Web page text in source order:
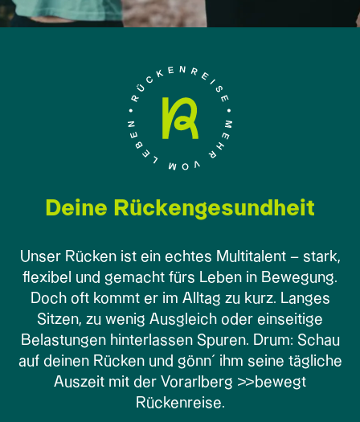
Deine Rückengesundheit
Unser Rücken ist ein echtes Multitalent – stark,
flexibel und gemacht fürs Leben in Bewegung.
Doch oft kommt er im Alltag zu kurz. Langes
Sitzen, zu wenig Ausgleich oder einseitige
Belastungen hinterlassen Spuren. Drum: Schau
auf deinen Rücken und gönn´ ihm seine tägliche
Auszeit mit der Vorarlberg >>bewegt
Rückenreise.